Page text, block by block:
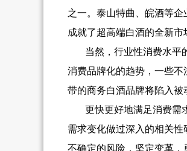
之一。泰山特曲、皖酒等
成就了超高端白酒的全新市
当然，行业性消费水平
消费品牌化的趋势，一些
带的商务白酒品牌将陷入被
更快更好地满足消费需
需求变化做过深入的相关
不确定的风险，坚定变革，